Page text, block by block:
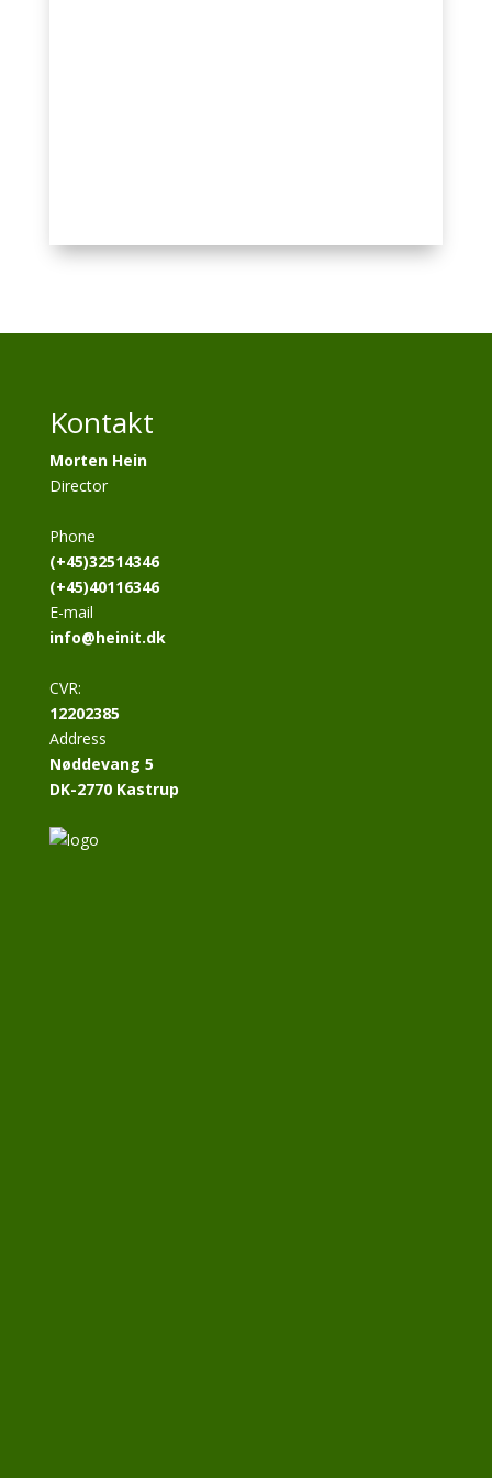
Kontakt
Morten Hein
Director
Phone
(+45)32514346
(+45)40116346
E-mail
info@heinit.dk
CVR:
12202385
Address
Nøddevang 5
DK-2770 Kastrup